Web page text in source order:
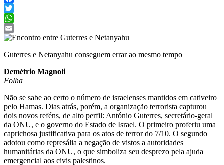
Facebook
Twitter
WhatsApp
Email
Guterres e Netanyahu conseguem errar ao mesmo tempo
Demétrio Magnoli
Folha
Não se sabe ao certo o número de israelenses mantidos em cativeiro
pelo Hamas. Dias atrás, porém, a organização terrorista capturou
dois novos reféns, de alto perfil: António Guterres, secretário-geral
da ONU, e o governo do Estado de Israel. O primeiro proferiu uma
caprichosa justificativa para os atos de terror do 7/10. O segundo
adotou como represália a negação de vistos a autoridades
humanitárias da ONU, o que simboliza seu desprezo pela ajuda
emergencial aos civis palestinos.